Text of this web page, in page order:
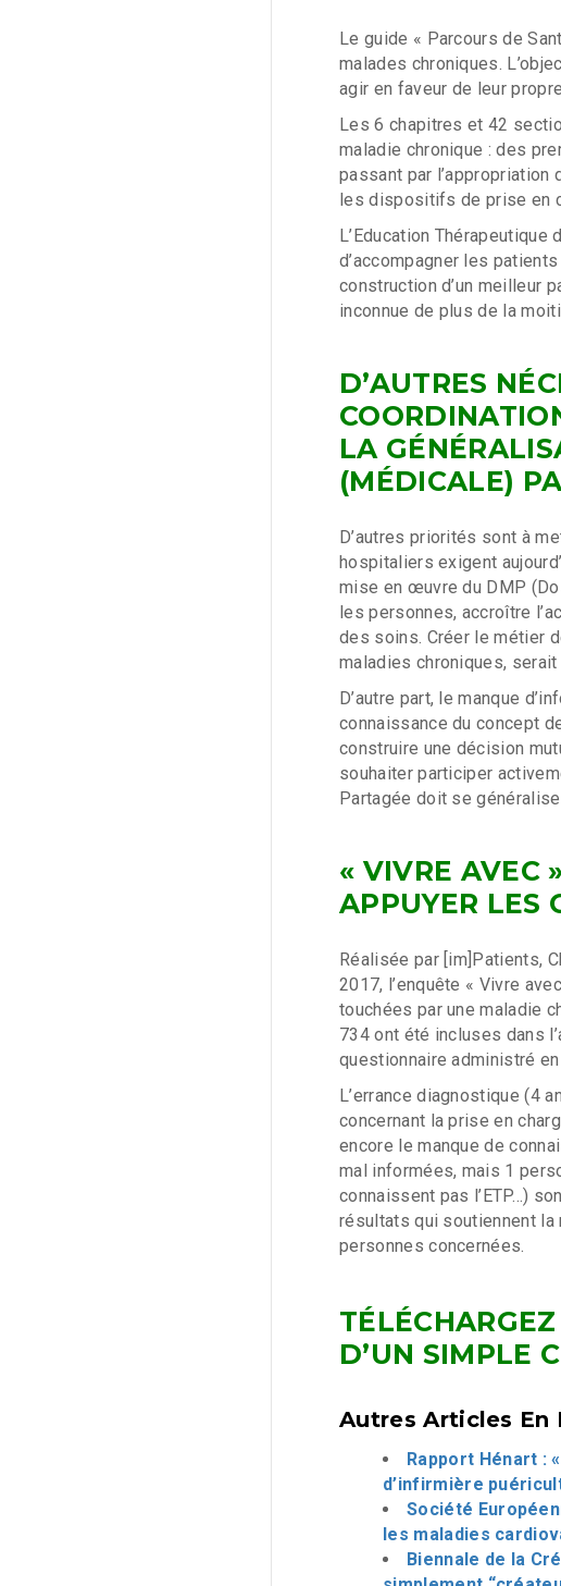
Le guide « Parcours de
malades chroniques.
agir en faveur de leur
Les 6 chapitres et 42
maladie chronique : des
passant par l’appropriation
les dispositifs de prise en
L’Education
d’accompagner les
construction d’un meilleur
inconnue de plus de la
D’AUTRES
LA
(MÉDICALE)
D’autres priorités sont à
hospitaliers exigent
mise en œuvre du DMP
les personnes, accroître
des soins. Créer le métier
maladies chroniques,
D’autre part, le manque
connaissance du concept
construire une décision
souhaiter participer
Partagée doit se
« VIVRE AVEC
APPUYER LES
Réalisée par [im]Patients,
2017, l’enquête « Vivre
touchées par une maladie
734 ont été incluses dans
questionnaire administré
L’errance diagnostique (4
concernant la prise en
encore le manque de
mal informées, mais 1
connaissent pas l’ETP…)
résultats qui soutiennent la
personnes concernées.
D’UN SIMPLE
Autres Articles En
Rapport Hénart :
d’infirmière
Société
les maladies
Biennale de la